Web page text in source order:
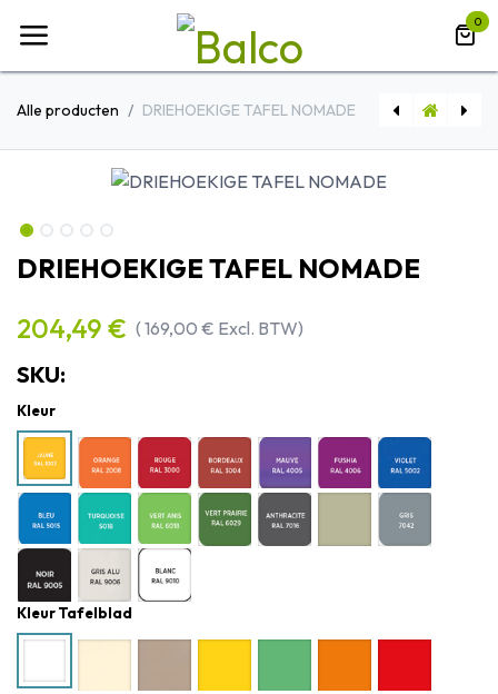
0
Alle producten DRIEHOEKIGE TAFEL NOMADE
DRIEHOEKIGE TAFEL NOMADE
204,49 € (169,00 € Excl. BTW)
SKU:
Kleur
Kleur Tafelblad